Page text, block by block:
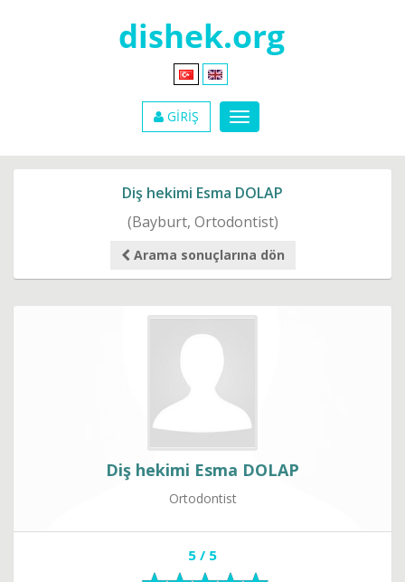
GİRİŞ
Diş hekimi Esma DOLAP
(Bayburt, Ortodontist)
Arama sonuçlarına dön
Diş hekimi Esma DOLAP
Ortodontist
5 / 5